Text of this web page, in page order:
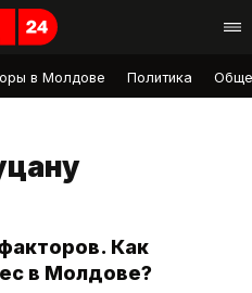
в Молдове Политика
Как
в Молдове?